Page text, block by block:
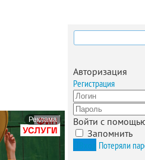
Реклама
Найти:
Авторизация
Регистрация
Войти с
Запомнить
Потеряли